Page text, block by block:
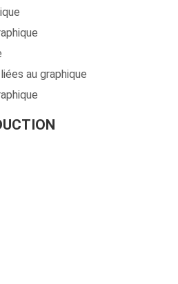
au graphique